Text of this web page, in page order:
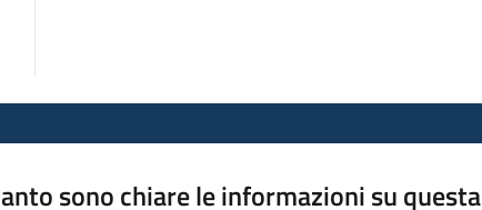
sono chiare le informazioni su questa